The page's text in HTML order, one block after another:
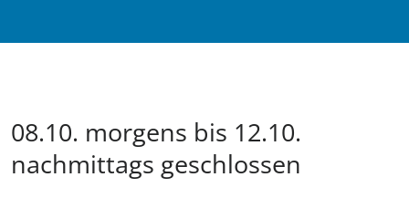
08.10. morgens bis 12.10.
nachmittags geschlossen